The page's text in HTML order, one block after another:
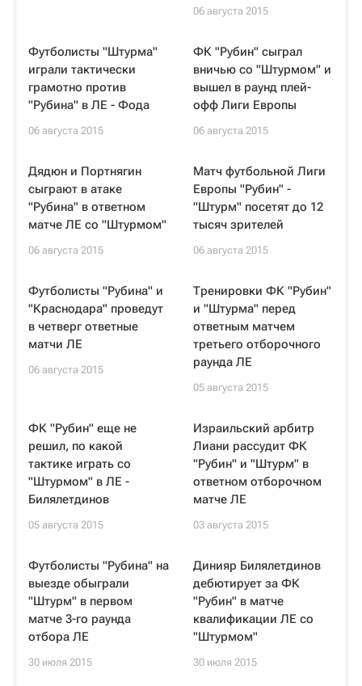
06 августа 2015
Футболисты "Штурма"
играли тактически
грамотно против
"Рубина" в ЛЕ - Фода
06 августа 2015
ФК "Рубин" сыграл
вничью со "Штурмом" и
вышел в раунд плей-
офф Лиги Европы
06 августа 2015
Дядюн и Портнягин
сыграют в атаке
"Рубина" в ответном
матче ЛЕ со "Штурмом"
06 августа 2015
Матч футбольной Лиги
Европы "Рубин" -
"Штурм" посетят до 12
тысяч зрителей
06 августа 2015
Футболисты "Рубина" и
"Краснодара" проведут
в четверг ответные
матчи ЛЕ
06 августа 2015
Тренировки ФК "Рубин"
и "Штурма" перед
ответным матчем
третьего отборочного
раунда ЛЕ
05 августа 2015
ФК "Рубин" еще не
решил, по какой
тактике играть со
"Штурмом" в ЛЕ -
Билялетдинов
05 августа 2015
Израильский арбитр
Лиани рассудит ФК
"Рубин" и "Штурм" в
ответном отборочном
матче ЛЕ
03 августа 2015
Футболисты "Рубина" на
выезде обыграли
"Штурм" в первом
матче 3-го раунда
отбора ЛЕ
30 июля 2015
Динияр Билялетдинов
дебютирует за ФК
"Рубин" в матче
квалификации ЛЕ со
"Штурмом"
30 июля 2015